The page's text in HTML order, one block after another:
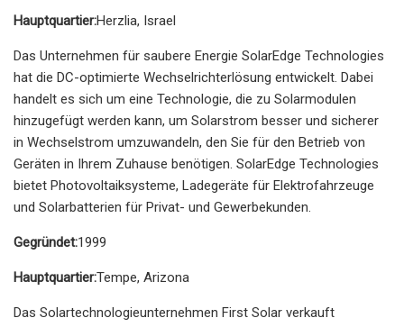
Hauptquartier:Herzlia, Israel
Das Unternehmen für saubere Energie SolarEdge Technologies
hat die DC-optimierte Wechselrichterlösung entwickelt. Dabei
handelt es sich um eine Technologie, die zu Solarmodulen
hinzugefügt werden kann, um Solarstrom besser und sicherer
in Wechselstrom umzuwandeln, den Sie für den Betrieb von
Geräten in Ihrem Zuhause benötigen. SolarEdge Technologies
bietet Photovoltaiksysteme, Ladegeräte für Elektrofahrzeuge
und Solarbatterien für Privat- und Gewerbekunden.
Gegründet:1999
Hauptquartier:Tempe, Arizona
Das Solartechnologieunternehmen First Solar verkauft